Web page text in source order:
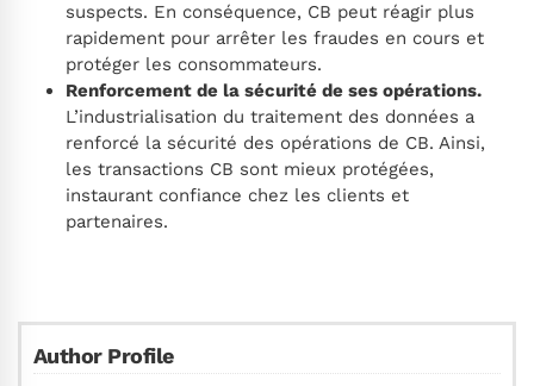
suspects. En conséquence, CB peut réagir plus
rapidement pour arrêter les fraudes en cours et
protéger les consommateurs.
Renforcement de la sécurité de ses opérations.
L’industrialisation du traitement des données a
renforcé la sécurité des opérations de CB. Ainsi,
les transactions CB sont mieux protégées,
instaurant confiance chez les clients et
partenaires.
Author Profile